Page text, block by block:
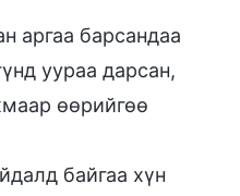
аргаа барсандаа
уураа дарсан,
өөрийгөө
байгаа хүн